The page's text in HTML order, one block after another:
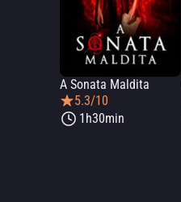
A Sonata Maldita
5.3/10
1h30min